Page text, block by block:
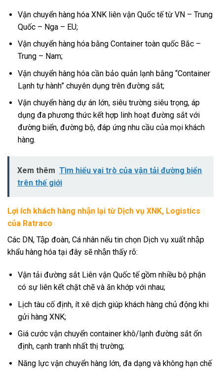
Vận chuyển hàng hóa XNK liên vận Quốc tế từ VN – Trung
Quốc – Nga – EU;
Vận chuyển hàng hóa bằng Container toàn quốc Bắc –
Trung – Nam;
Vận chuyển hàng hóa cần bảo quản lạnh bằng “Container
Lạnh tự hành” chuyên dụng trên đường sắt;
Vận chuyển hàng dự án lớn, siêu trường siêu trọng, áp
dụng đa phương thức kết hợp linh hoạt đường sắt với
đường biển, đường bộ, đáp ứng nhu cầu của mọi khách
hàng.
Xem thêm Tìm hiểu vai trò của vận tải đường biển
trên thế giới
Lợi ích khách hàng nhận lại từ Dịch vụ XNK, Logistics
của Ratraco
Các DN, Tập đoàn, Cá nhân nếu tin chọn Dịch vụ xuất nhập
khẩu hàng hóa tại đây sẽ nhận thấy rõ:
Vận tải đường sắt Liên vận Quốc tế gồm nhiều bộ phận
có sự liên kết chặt chẽ và ăn khớp với nhau;
Lịch tàu cố định, ít xê dịch giúp khách hàng chủ động khi
gửi hàng XNK;
Giá cước vận chuyển container khô/lạnh đường sắt ổn
định, cạnh tranh nhất thị trường;
Năng lực vận chuyển hàng lớn, đa dạng và không hạn chế